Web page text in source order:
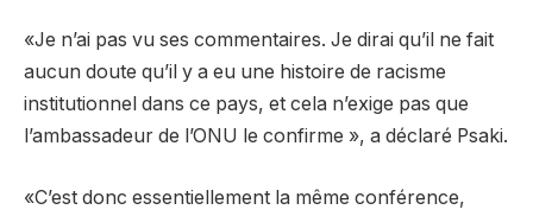
«Je n’ai pas vu ses commentaires. Je dirai qu’il ne fait
aucun doute qu’il y a eu une histoire de racisme
institutionnel dans ce pays, et cela n’exige pas que
l’ambassadeur de l’ONU le confirme », a déclaré Psaki.
«C’est donc essentiellement la même conférence,